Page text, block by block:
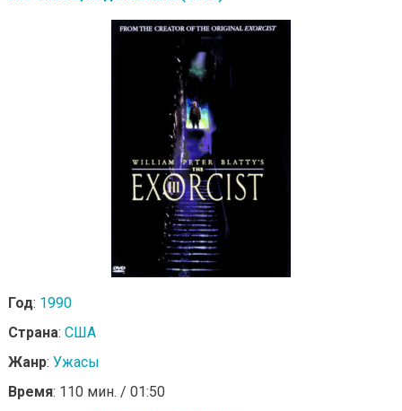
Год: 1990
Страна: США
Жанр: Ужасы
Время: 110 мин. / 01:50